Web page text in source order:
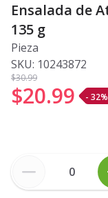
Ensalada de
135 g
Pieza
SKU: 10243872
$30.99
$20.99 - 32%